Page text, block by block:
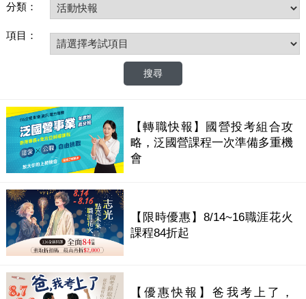
分類：
項目：
【轉職快報】國營投考組合攻
略，泛國營課程一次準備多重機
會
【限時優惠】8/14~16職涯花火
課程84折起
【優惠快報】爸我考上了，